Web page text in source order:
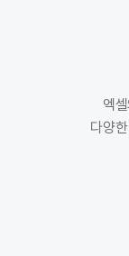
엑
다양